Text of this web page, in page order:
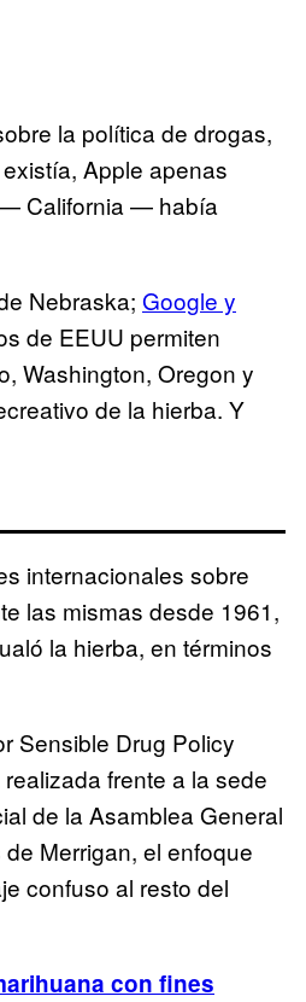
la política de drogas,
Apple apenas
— California — había
Nebraska; Google y
de EEUU permiten
Washington, Oregon y
de la hierba. Y
internacionales sobre
las mismas desde 1961,
la hierba, en términos
Sensible Drug Policy
frente a la sede
de la Asamblea General
Merrigan, el enfoque
confuso al resto del
con fines